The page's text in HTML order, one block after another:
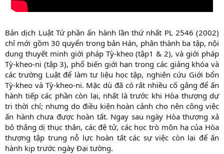
Bản dịch Luật Tứ phần ấn hành lần thứ nhất PL 2546 (2002)
chỉ mới gồm 30 quyển trong bản Hán, phân thành ba tập, nội
dung thuyết minh giới pháp Tỳ-kheo (tập1 & 2), và giới pháp
Tỳ-kheo-ni (tập 3), phổ biến giới hạn trong các giảng khóa và
các trường Luật để làm tư liệu học tập, nghiên cứu Giới bổn
Tỳ-kheo và Tỳ-kheo-ni. Mặc dù đã có rất nhiều cố gắng để ấn
hành tiếp các phần còn lại, nhất là trước khi Hòa thượng dự
tri thời chí; nhưng do điều kiện hoàn cảnh cho nên công việc
ấn hành chưa được hoàn tất. Ngay sau ngày Hòa thượng xả
bỏ thắng dị thục thân, các đệ tử, các học trò môn hạ của Hòa
thượng tập trung nỗ lực hoàn tất các sự việc còn lại để ấn
hành kịp trước ngày Đại tường.